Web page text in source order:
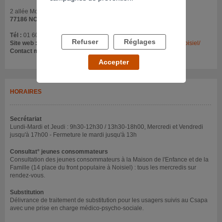
2 allée Montesquieu
77186 NOISIEL
Tél : 01 60 95 03 20
Site web :
www.addictions-france.org/etablissements/csapa-de-noisiel/
Contact mail :
csapa.noisiel@addictions-france.org
HORAIRES
Secrétariat
Lundi-Mardi et Jeudi : 9h30-12h30 / 13h30-18h00, Mercredi et Vendredi
jusqu'à 17h00 - Fermeture le mardi jusqu'à 13h
Consultat° jeunes consommateurs
Consultation des jeunes consommateurs à la Maison de l'Enfance et de la
Famille (14 place du front populaire à Noisiel) : tous les mercredis sur
rendez-vous.
Substitution
Délivrance de traitement de substitution pour les usagers suivis au Csapa
avec une prise en charge médico-psycho-sociale.
Refuser Réglages
Accepter